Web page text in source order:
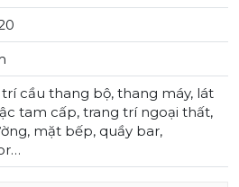
trí cầu thang bộ, thang máy, lát
tam cấp, trang trí ngoại thất,
mặt bếp, quầy bar,